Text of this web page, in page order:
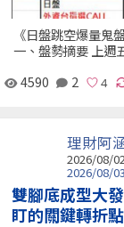
《日盤跳空爆量
一、盤勢摘要 上週
4590
2
理財阿
2026/08/
2026/08/
雙腳底成型大
盯的關鍵轉折點